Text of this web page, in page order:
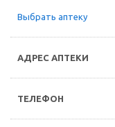
Выбрать аптеку